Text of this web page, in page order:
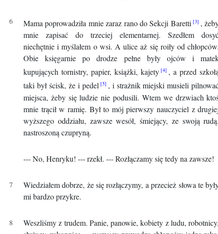
Mama poprowadziła mnie zaraz rano do Sekcji Baretti
,
mnie zapisać do trzeciej elementarnej. Szedłem
niechętnie i myślałem o wsi. A ulice aż się roiły od
Obie księgarnie po drodze pełne były ojców i
kupujących tornistry, papier, książki, kajety
, a przed
taki był ścisk, że i pedel
, i strażnik miejski musieli
miejsca, żeby się ludzie nie podusili. Wtem we drzwiach
mnie trącił w ramię. Był to mój pierwszy nauczyciel z
wyższego oddziału, zawsze wesół, śmiejący, ze swoją
nastroszoną czupryną.
--- No, Henryku! --- rzekł. --- Rozłączamy się tedy na zawsze!
Wiedziałem dobrze, że się rozłączymy, a przecież słowa te
mi bardzo przykre.
Weszliśmy z trudem. Panie, panowie, kobiety z ludu,